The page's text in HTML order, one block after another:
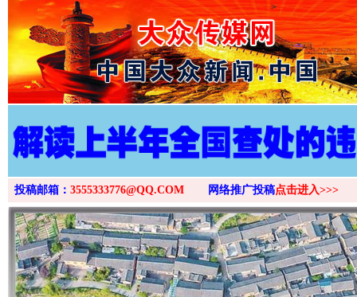
>
投稿邮箱： 3555333776@QQ.COM 网络推广投稿点击进入>>>